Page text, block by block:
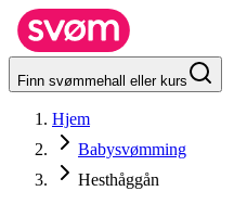
Finn svømmehall eller kurs
Hjem
Babysvømming
Hesthåggån